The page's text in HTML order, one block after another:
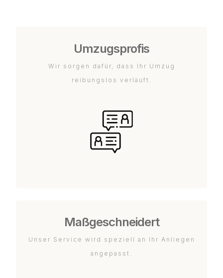
Umzugsprofis
Wir sorgen dafür, dass Ihr Umzug
reibungslos verläuft.
Maßgeschneidert
Unser Service wird speziell an Ihr Anliegen
angepasst.